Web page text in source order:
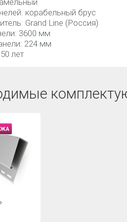
корабельный брус
Grand Line (Россия)
3600 мм
224 мм
лет